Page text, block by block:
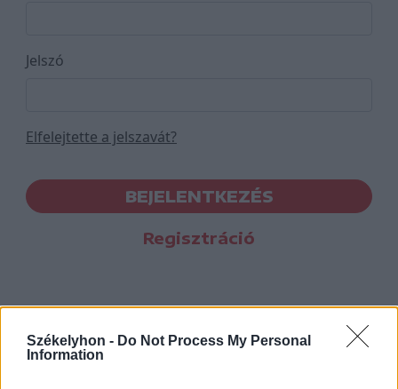
Székelyhon - Do Not Process My Personal
Information
Jelszó
Elfelejtette a jelszavát?
BEJELENTKEZÉS
Regisztráció